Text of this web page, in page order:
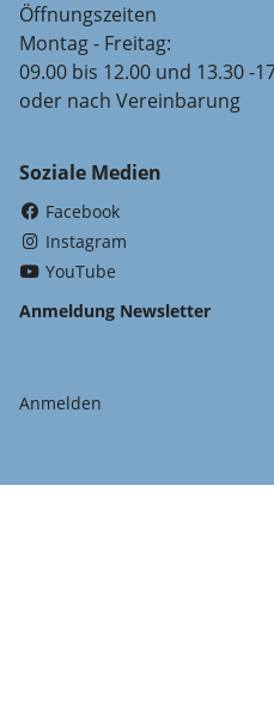
Öffnungszeiten
Montag - Freitag:
09.00 bis 12.00 und 13.30 -
oder nach Vereinbarung
Soziale Medien
Facebook
Instagram
YouTube
Anmeldung Newsletter
Anmelden